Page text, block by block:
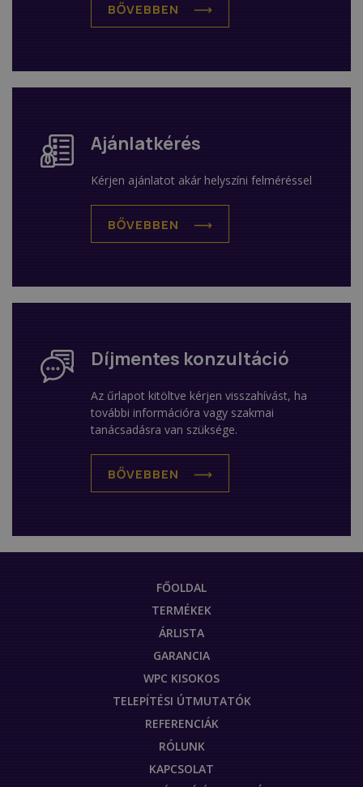
BŐVEBBEN
Ajánlatkérés
Kérjen ajánlatot akár helyszíni felméréssel
BŐVEBBEN
Díjmentes konzultáció
Az űrlapot kitöltve kérjen visszahívást, ha
további információra vagy szakmai
tanácsadásra van szüksége.
BŐVEBBEN
FŐOLDAL
TERMÉKEK
ÁRLISTA
GARANCIA
WPC KISOKOS
TELEPÍTÉSI ÚTMUTATÓK
REFERENCIÁK
RÓLUNK
KAPCSOLAT